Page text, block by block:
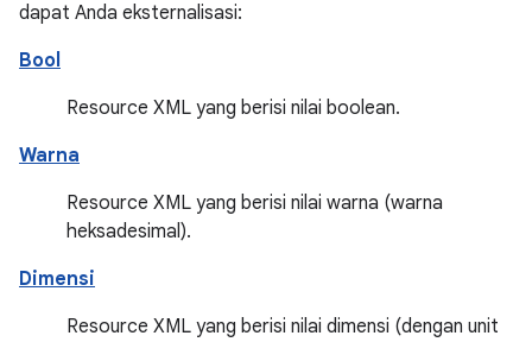
dapat Anda eksternalisasi:
Bool
Resource XML yang berisi nilai boolean.
Warna
Resource XML yang berisi nilai warna (warna
heksadesimal).
Dimensi
Resource XML yang berisi nilai dimensi (dengan unit